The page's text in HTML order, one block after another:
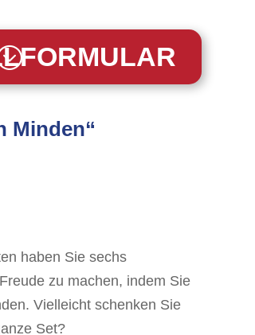
Minden“
haben Sie sechs
zu machen, indem Sie
Vielleicht schenken Sie
Set?